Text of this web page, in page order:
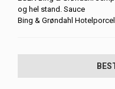
og hel stand. Sauce
Bing & Grøndahl